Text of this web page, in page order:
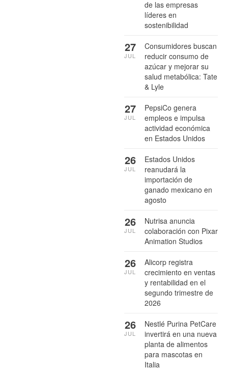
de las empresas
líderes en
sostenibilidad
Consumidores buscan
reducir consumo de
azúcar y mejorar su
salud metabólica: Tate
& Lyle
27
JUL
PepsiCo genera
empleos e impulsa
actividad económica
en Estados Unidos
27
JUL
Estados Unidos
reanudará la
importación de
ganado mexicano en
agosto
26
JUL
Nutrisa anuncia
colaboración con Pixar
Animation Studios
26
JUL
Alicorp registra
crecimiento en ventas
y rentabilidad en el
segundo trimestre de
2026
26
JUL
Nestlé Purina PetCare
invertirá en una nueva
planta de alimentos
para mascotas en
Italia
26
JUL